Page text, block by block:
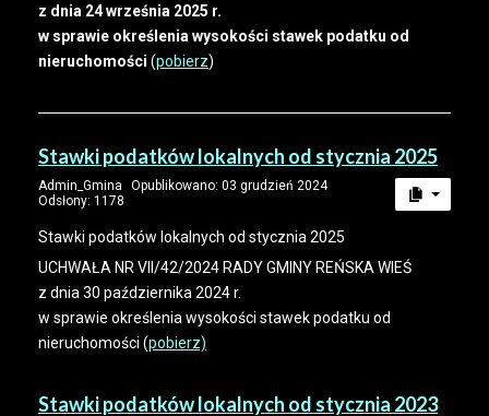
z dnia 24 września 2025 r.
w sprawie określenia wysokości stawek podatku od
nieruchomości (pobierz)
Stawki podatków lokalnych od stycznia 2025
Admin_Gmina
Opublikowano: 03 grudzień 2024
Odsłony: 1178
Stawki podatków lokalnych od stycznia 2025
UCHWAŁA NR VII/42/2024 RADY GMINY REŃSKA WIEŚ
z dnia 30 października 2024 r.
w sprawie określenia wysokości stawek podatku od
nieruchomości (pobierz)
Stawki podatków lokalnych od stycznia 2023